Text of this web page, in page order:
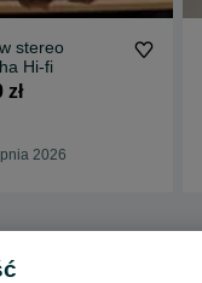
stereo
Hi-fi
zł
2026